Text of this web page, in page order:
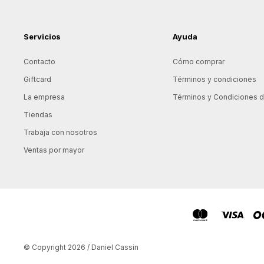
Servicios
Contacto
Giftcard
La empresa
Tiendas
Trabaja con nosotros
Ventas por mayor
Ayuda
Cómo comprar
Términos y condiciones
Términos y Condiciones
© Copyright 2026 / Daniel Cassin